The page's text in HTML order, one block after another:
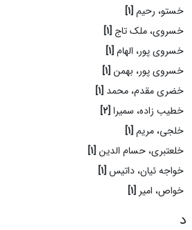
خستو، رحیم [1]
خسروی، ملک تاج [1]
خسروی پور، الهام [1]
خسروی پور، بهمن [1]
خضری مقدم، محمد [1]
خطیب زاده، سمیرا [2]
خلجی، مریم [1]
خلعتبری، حسام الدین [1]
خواجه ئیان، داتیس [1]
خواص، امیر [1]
د